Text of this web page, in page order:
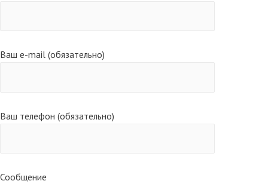
Ваш e-mail (обязательно)
Ваш телефон (обязательно)
Сообщение